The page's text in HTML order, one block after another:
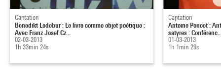
Captation
Benedikt Ledebur : Le livre comme objet poétique :
Avec Franz Josef Cz...
02-03-2013
1h 33min 24s
Captation
Antoine Poncet :
satyres :
01-03-2013
1h 1min 29s